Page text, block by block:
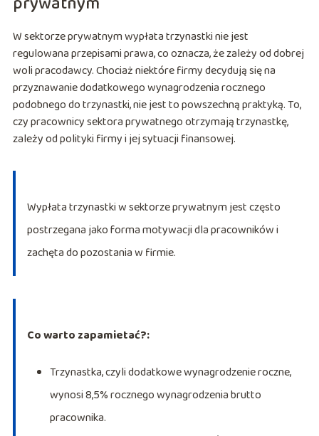
W sektorze prywatnym wypłata trzynastki nie jest
regulowana przepisami prawa, co oznacza, że zależy od dobrej
woli pracodawcy. Chociaż niektóre firmy decydują się na
przyznawanie dodatkowego wynagrodzenia rocznego
podobnego do trzynastki, nie jest to powszechną praktyką. To,
czy pracownicy sektora prywatnego otrzymają trzynastkę,
zależy od polityki firmy i jej sytuacji finansowej.
Wypłata trzynastki w sektorze prywatnym jest często
postrzegana jako forma motywacji dla pracowników i
zachęta do pozostania w firmie.
Co warto zapamietać?:
Trzynastka, czyli dodatkowe wynagrodzenie roczne,
wynosi 8,5% rocznego wynagrodzenia brutto
pracownika.